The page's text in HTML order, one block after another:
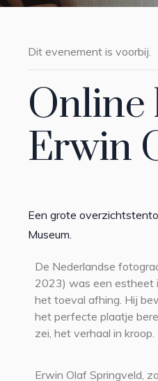
Dit evenement is voorbij.
Online
Erwin
Een grote
Museum.
De Nederlandse
2023) was een estheet
het toeval afhing. Hij
het perfecte plaatje
zei, het verhaal in kroop.
Erwin Olaf Springveld,